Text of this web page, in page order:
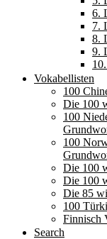
6.
7.
8.
9.
Vokabellisten
100
Die 100
100
100
Die 100
Die 100
Die 85
100
Finnisch
Search